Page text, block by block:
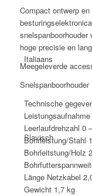
Italiaans
Slavisch
Compact ontwerp
snelspanboorhouder
hoge precisie en
Meegeleverde
Snelspanboorhouder
Technische
Leistungsaufnahme
Leerlaufdrehzahl 0
Bohrleistung/Stahl
Bohrleitstung/Holz
Länge Netzkabel
Gewicht 1,7 kg